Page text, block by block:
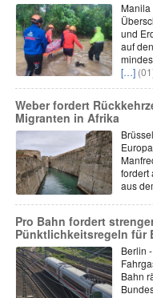
Manila
und
auf
[…]
Weber fordert
Migranten in Afrika
fordert
aus
Pro Bahn fordert
Pünktlichkeitsregeln für
Berlin
Bahn